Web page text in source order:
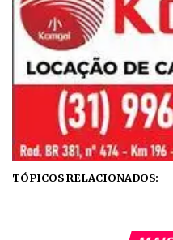
TÓPICOS RELACIONADOS: